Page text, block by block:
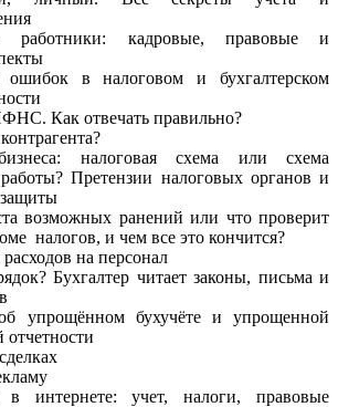
работники: кадровые, правовые и
ошибок в налоговом и бухгалтерском
Как отвечать правильно?
налоговая схема или схема
Претензии налоговых органов и
возможных ранений или что проверит
налогов, и чем все это кончится?
на персонал
Бухгалтер читает законы, письма и
упрощённом бухучёте и упрощенной
отчетности
в интернете: учет, налоги, правовые